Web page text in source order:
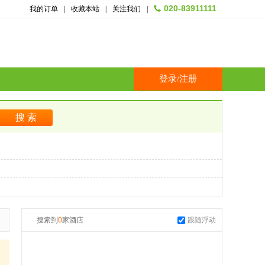
我的订单 收藏本站 关注我们 020-83911111
登录/注册
搜索到 0家酒店 跟随浮动